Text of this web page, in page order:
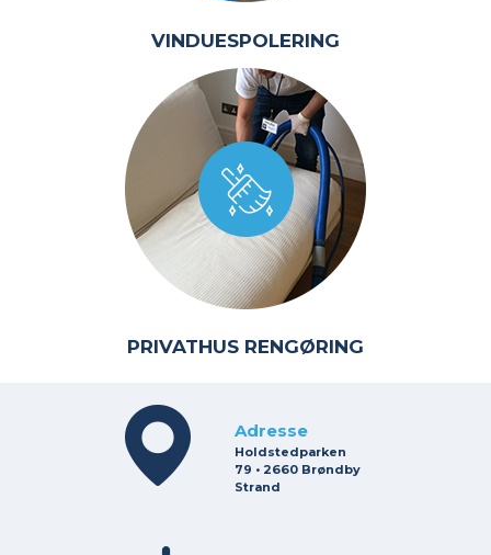
VINDUESPOLERING
PRIVATHUS RENGØRING
Adresse
Holdstedparken
79 • 2660 Brøndby
Strand